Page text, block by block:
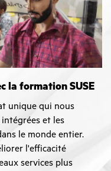
la formation SUSE
unique qui nous
et les
le monde entier.
l'efficacité
services plus